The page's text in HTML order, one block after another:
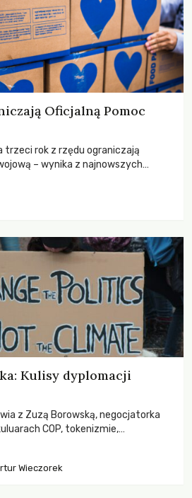
Oficjalną Pomoc
trzeci rok z rzędu ograniczają
– wynika z najnowszych
ODA w historii. Jakie będą
Kulisy dyplomacji
z Zuzą Borowską, negocjatorka
COP, tokenizmie,
Wieczorek